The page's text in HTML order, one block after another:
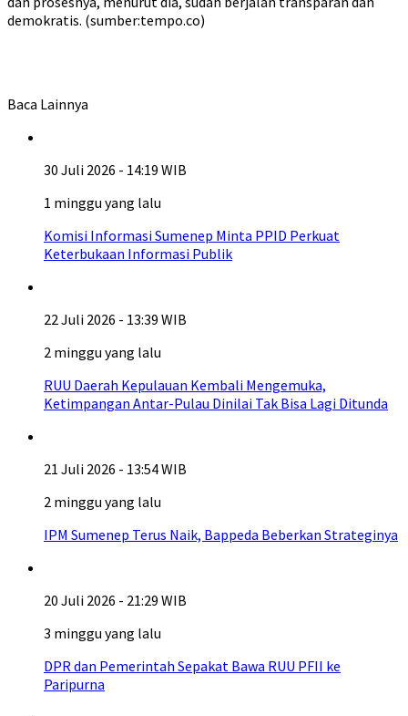
demokratis. (sumber:tempo.co)
Baca Lainnya
30 Juli 2026 - 14:19 WIB
1 minggu yang lalu
Komisi Informasi Sumenep Minta PPID Perkuat
Keterbukaan Informasi Publik
22 Juli 2026 - 13:39 WIB
2 minggu yang lalu
RUU Daerah Kepulauan Kembali Mengemuka,
Ketimpangan Antar-Pulau Dinilai Tak Bisa Lagi Ditunda
21 Juli 2026 - 13:54 WIB
2 minggu yang lalu
IPM Sumenep Terus Naik, Bappeda Beberkan Strateginya
20 Juli 2026 - 21:29 WIB
3 minggu yang lalu
DPR dan Pemerintah Sepakat Bawa RUU PFII ke
Paripurna